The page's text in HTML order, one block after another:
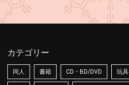
カテゴリー
同人 書籍 CD・BD/DVD 玩具